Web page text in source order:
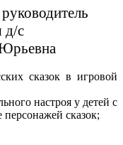
д/с
сказок в игровой
настроя у детей с
сказок;